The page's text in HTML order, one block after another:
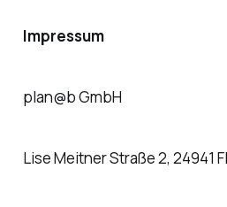
Impressum
plan@b GmbH
Lise Meitner Straße 2, 24941